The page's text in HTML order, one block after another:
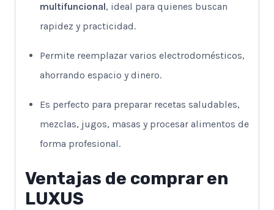
multifuncional, ideal para quienes buscan
rapidez y practicidad.
Permite reemplazar varios electrodomésticos,
ahorrando espacio y dinero.
Es perfecto para preparar recetas saludables,
mezclas, jugos, masas y procesar alimentos de
forma profesional.
Ventajas de comprar en
LUXUS